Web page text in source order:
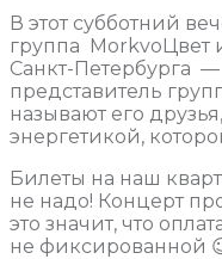
В этот субботний
группа MorkvoЦвет
Санкт-Петербурга
представитель
называют его
энергетикой,
Билеты на наш
не надо! Концерт
это значит, что
не фиксированной